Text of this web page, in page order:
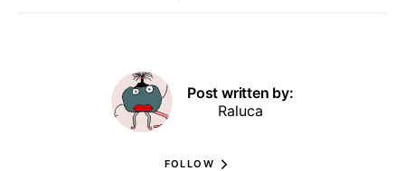
Post written by:
Raluca
FOLLOW